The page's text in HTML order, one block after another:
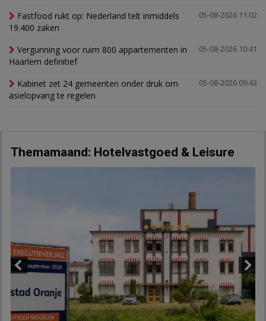
05-08-2026 11:02
Fastfood rukt op: Nederland telt inmiddels
19.400 zaken
05-08-2026 10:41
Vergunning voor ruim 800 appartementen in
Haarlem definitief
05-08-2026 09:43
Kabinet zet 24 gemeenten onder druk om
asielopvang te regelen
Themamaand: Hotelvastgoed & Leisure
Next